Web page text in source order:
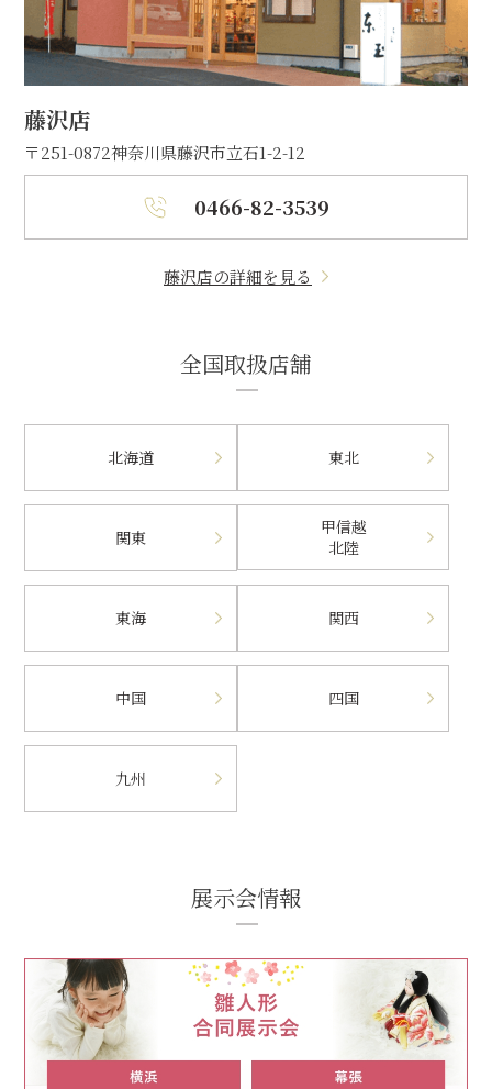
藤沢店
〒251-0872神奈川県藤沢市立石1-2-12
0466-82-3539
藤沢店の詳細を見る
全国取扱店舗
北海道 東北
関東
甲信越
北陸
東海 関西
中国 四国
九州
展示会情報